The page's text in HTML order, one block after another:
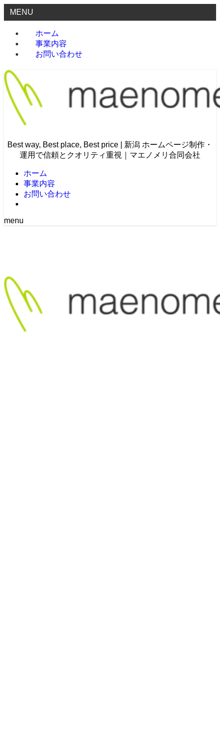
MENU
ホーム
事業内容
お問い合わせ
Best way, Best place, Best price | 新潟 ホームページ制作・
運用で信頼とクオリティ重視｜マエノメリ合同会社
ホーム
事業内容
お問い合わせ
menu